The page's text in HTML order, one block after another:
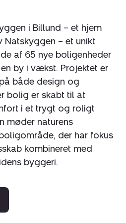
en veldisponeret
fire værelser. Stort walk-in
komfort i hverdagen. Etagens
så det er let
ambitionen om at forene
nærhed til naturen og et
er omgivet af grønne
rolige omgivelser, samtidig
at vokse op i, mens de
ved en nyopført bolig med
i Billund – et hjem
– et unikt
af 65 nye boligenheder
by i vækst. Projektet er
både design og
bolig er skabt til at
i et trygt og roligt
møder naturens
der har fokus
kombineret med
byggeri.